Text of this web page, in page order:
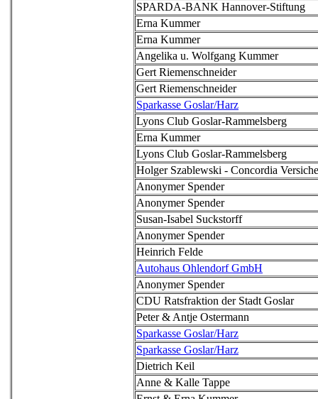
SPARDA-BANK Hannover-Stiftung
Erna Kummer
Erna Kummer
Angelika u. Wolfgang Kummer
Gert Riemenschneider
Gert Riemenschneider
Sparkasse Goslar/Harz
Lyons Club Goslar-Rammelsberg
Erna Kummer
Lyons Club Goslar-Rammelsberg
Holger Szablewski - Concordia
Anonymer Spender
Anonymer Spender
Susan-Isabel Suckstorff
Anonymer Spender
Heinrich Felde
Autohaus Ohlendorf GmbH
Anonymer Spender
CDU Ratsfraktion der Stadt Goslar
Peter & Antje Ostermann
Sparkasse Goslar/Harz
Sparkasse Goslar/Harz
Dietrich Keil
Anne & Kalle Tappe